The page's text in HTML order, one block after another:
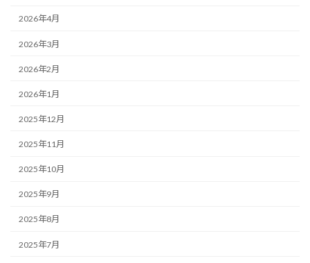
2026年4月
2026年3月
2026年2月
2026年1月
2025年12月
2025年11月
2025年10月
2025年9月
2025年8月
2025年7月